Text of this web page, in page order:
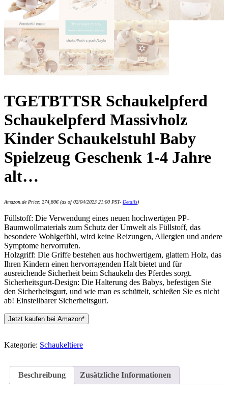
TGETBTTSR Schaukelpferd
Schaukelpferd Massivholz
Kinder Schaukelstuhl Baby
Spielzeug Geschenk 1-4 Jahre
alt…
Amazon.de Price: 274,80€(as of 02/04/2023 21:00 PST- Details)
Füllstoff: Die Verwendung eines neuen hochwertigen PP-
Baumwollmaterials zum Schutz der Umwelt als Füllstoff, das
besondere Wohlgefühl, wird keine Reizungen, Allergien und andere
Symptome hervorrufen.
Holzgriff: Die Griffe bestehen aus hochwertigem, glattem Holz, das
Ihren Kindern einen hervorragenden Halt bietet und für
ausreichende Sicherheit beim Schaukeln des Pferdes sorgt.
Sicherheitsgurt-Design: Die Halterung des Babys, befestigen Sie
den Sicherheitsgurt, und wie man es schüttelt, schießen Sie es nicht
ab! Einstellbarer Sicherheitsgurt.
Jetzt kaufen bei Amazon*
Kategorie: Schaukeltiere
Beschreibung Zusätzliche Informationen